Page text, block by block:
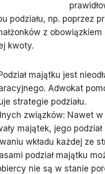
podziału, np. poprzez
z
kwoty.
majątku jest
Adwokat
strategie podziału.
związków: Nawet
majątek, jego
wkładu każdej ze
podział majątku
nie są w stanie